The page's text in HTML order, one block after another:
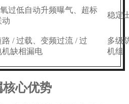
过低自动升频曝气、超标
动
稳定
路 / 过载、变频过流 / 过
机缺相漏电
多级
机组
心优势